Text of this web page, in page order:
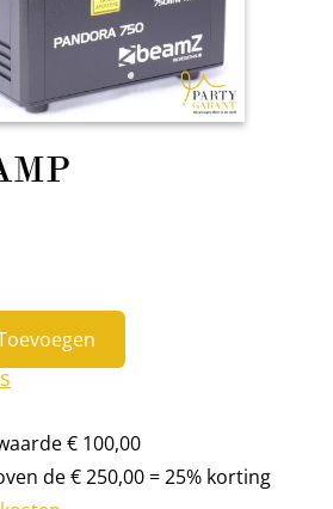
€ 100,00
de € 250,00 = 25% korting